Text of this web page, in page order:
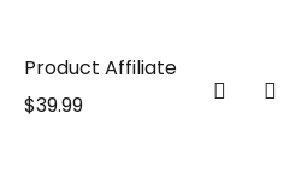
Product Affiliate
$39.99